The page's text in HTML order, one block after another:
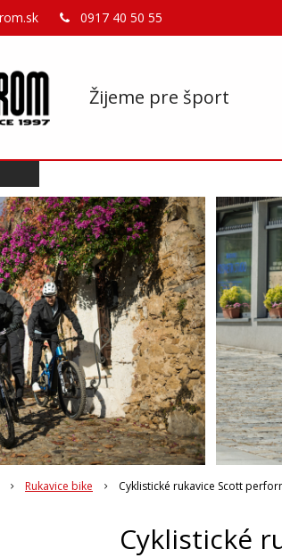
Žijeme pre šport
0917 40 50 55
Rukavice bike Cyklistické rukavice Scott
Cyklistické